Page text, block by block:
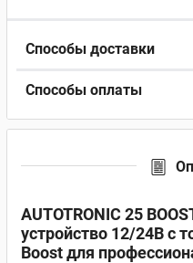
Способы доставки
Способы оплаты
AUTOTRONIC 25
устройство 12/24В с
Boost для